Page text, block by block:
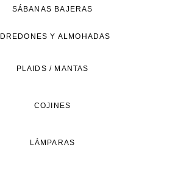
SÁBANAS BAJERAS
Y ALMOHADAS
PLAIDS / MANTAS
COJINES
LÁMPARAS